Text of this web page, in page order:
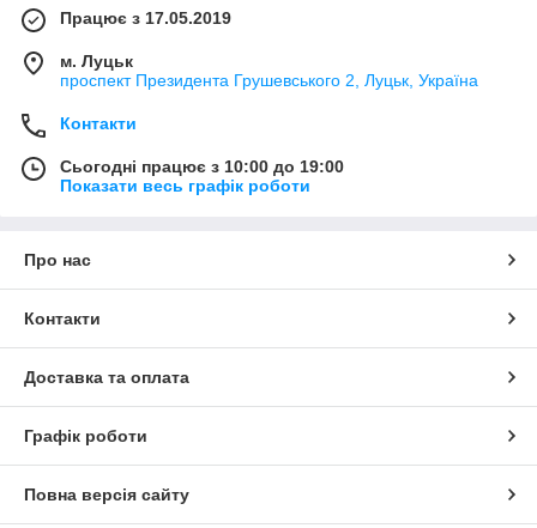
Працює з 17.05.2019
м. Луцьк
проспект Президента Грушевського 2, Луцьк, Україна
Контакти
Сьогодні працює з 10:00 до 19:00
Показати весь графік роботи
Про нас
Контакти
Доставка та оплата
Графік роботи
Повна версія сайту